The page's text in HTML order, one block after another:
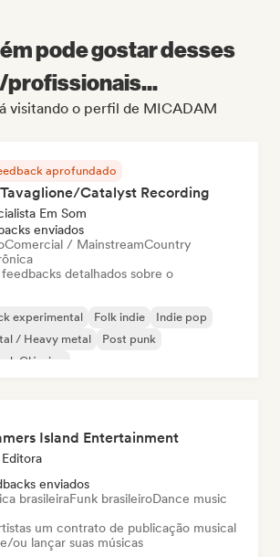
pode gostar desses
visitando o perfil de MICADAM
aprofundado
Catalyst Recording
Em Som
enviados
Comercial / MainstreamCountry
feedbacks detalhados sobre o
experimental Folk indie
Indie pop
/ Heavy metal
Post punk
Clássico
Island Entertainment
enviados
brasileiraFunk brasileiroDance music
um contrato de publicação musical
ou lançar suas músicas